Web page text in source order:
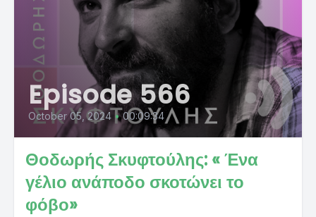
Episode 566
October 05, 2024 • 00:09:34
Θοδωρής Σκυφτούλης: « Ένα
γέλιο ανάποδο σκοτώνει το
φόβο»